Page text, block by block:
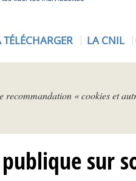
N
TÉLÉCHARGER LA CNIL
« cookies et
sur